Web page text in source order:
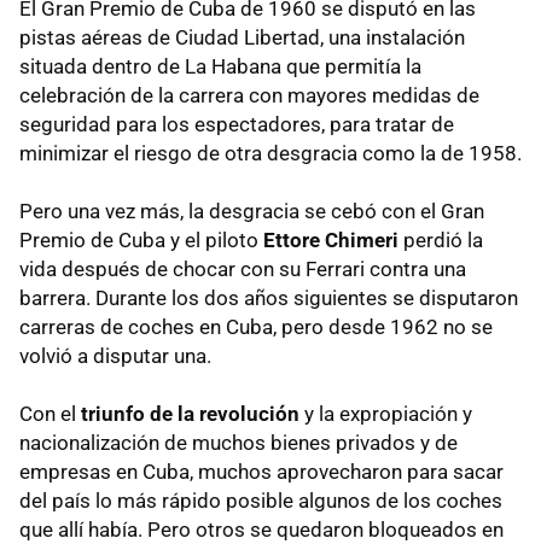
El Gran Premio de Cuba de 1960 se disputó en las
pistas aéreas de Ciudad Libertad, una instalación
situada dentro de La Habana que permitía la
celebración de la carrera con mayores medidas de
seguridad para los espectadores, para tratar de
minimizar el riesgo de otra desgracia como la de 1958.
Pero una vez más, la desgracia se cebó con el Gran
Premio de Cuba y el piloto Ettore Chimeri perdió la
vida después de chocar con su Ferrari contra una
barrera. Durante los dos años siguientes se disputaron
carreras de coches en Cuba, pero desde 1962 no se
volvió a disputar una.
Con el triunfo de la revolución y la expropiación y
nacionalización de muchos bienes privados y de
empresas en Cuba, muchos aprovecharon para sacar
del país lo más rápido posible algunos de los coches
que allí había. Pero otros se quedaron bloqueados en